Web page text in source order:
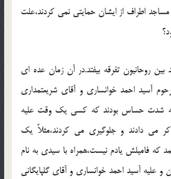
اطراف از ايشان حمايتي نمي کردند،علت
روحانيون تفرقه بيفتد.در آن زمان عده اي
آسيد احمد خوانساري و آقاي شريعتمداري
شدت حساس بودند که کسي يک وقت عليه
مي دادند و جلوگيري مي کردند،مثلاً يک
که فاميلش يادم نيست،همراه با سيدي به نام
عليه آسيد احمد خوانساري و آقاي گلپايگاني